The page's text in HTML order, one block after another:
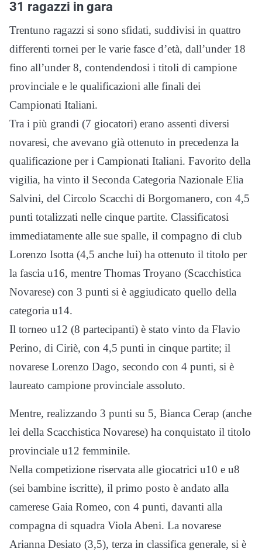
31 ragazzi in gara
Trentuno ragazzi si sono sfidati, suddivisi in quattro
differenti tornei per le varie fasce d’età, dall’under 18
fino all’under 8, contendendosi i titoli di campione
provinciale e le qualificazioni alle finali dei
Campionati Italiani.
Tra i più grandi (7 giocatori) erano assenti diversi
novaresi, che avevano già ottenuto in precedenza la
qualificazione per i Campionati Italiani. Favorito della
vigilia, ha vinto il Seconda Categoria Nazionale Elia
Salvini, del Circolo Scacchi di Borgomanero, con 4,5
punti totalizzati nelle cinque partite. Classificatosi
immediatamente alle sue spalle, il compagno di club
Lorenzo Isotta (4,5 anche lui) ha ottenuto il titolo per
la fascia u16, mentre Thomas Troyano (Scacchistica
Novarese) con 3 punti si è aggiudicato quello della
categoria u14.
Il torneo u12 (8 partecipanti) è stato vinto da Flavio
Perino, di Ciriè, con 4,5 punti in cinque partite; il
novarese Lorenzo Dago, secondo con 4 punti, si è
laureato campione provinciale assoluto.
Mentre, realizzando 3 punti su 5, Bianca Cerap (anche
lei della Scacchistica Novarese) ha conquistato il titolo
provinciale u12 femminile.
Nella competizione riservata alle giocatrici u10 e u8
(sei bambine iscritte), il primo posto è andato alla
camerese Gaia Romeo, con 4 punti, davanti alla
compagna di squadra Viola Abeni. La novarese
Arianna Desiato (3,5), terza in classifica generale, si è